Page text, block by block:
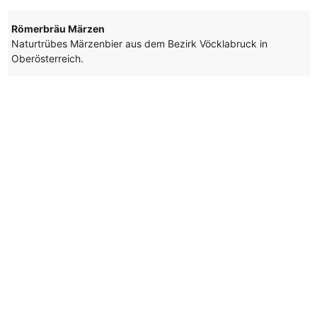
Römerbräu Märzen
Naturtrübes Märzenbier aus dem Bezirk Vöcklabruck in
Oberösterreich.